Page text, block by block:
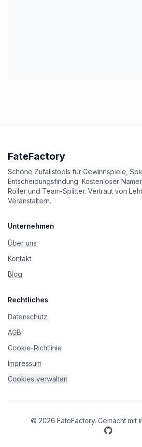
FateFactory
Schöne Zufallstools für Gewinnspiele,
Entscheidungsfindung. Kostenloser
Roller und Team-Splitter. Vertraut von
Veranstaltern.
Unternehmen
Über uns
Kontakt
Blog
Rechtliches
Datenschutz
AGB
Cookie-Richtlinie
Impressum
Cookies verwalten
© 2026 FateFactory. Gemacht mit